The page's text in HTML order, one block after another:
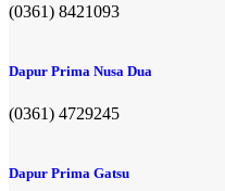
(0361) 8421093
Dapur Prima Nusa Dua
(0361) 4729245
Dapur Prima Gatsu